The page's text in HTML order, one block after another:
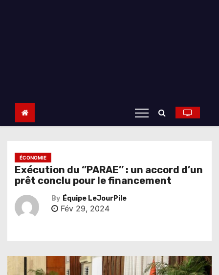
ÉCONOMIE
Exécution du ‘’PARAE’’ : un accord d’un
prêt conclu pour le financement
By Équipe LeJourPile
Fév 29, 2024